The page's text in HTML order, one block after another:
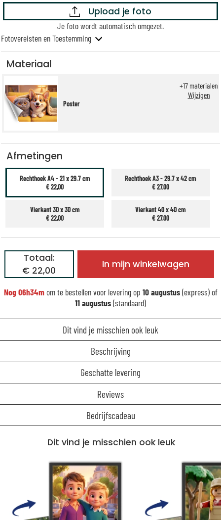
Upload je foto
Je foto wordt automatisch omgezet.
Fotovereisten en Toestemming
Materiaal
Poster
+17 materialen
Wijzigen
Afmetingen
Rechthoek A4 - 21 x 29.7 cm
€ 22,00
Rechthoek A3 - 29.7 x 42 cm
€ 27,00
Vierkant 30 x 30 cm
€ 22,00
Vierkant 40 x 40 cm
€ 27,00
Totaal:
€ 22,00
In mijn winkelwagen
Nog06h34mom te bestellen voor levering op 10 augustus(express) of
11 augustus(standaard)
Dit vind je misschien ook leuk
Beschrijving
Geschatte levering
Reviews
Bedrijfscadeau
Dit vind je misschien ook leuk